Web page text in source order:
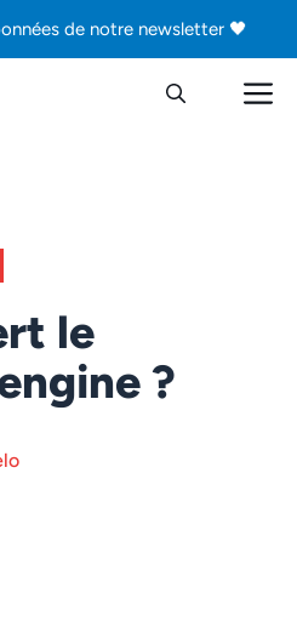
de notre newsletter 🖤
le
?